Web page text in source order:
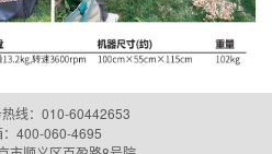
线：010-60442653
400-060-4695